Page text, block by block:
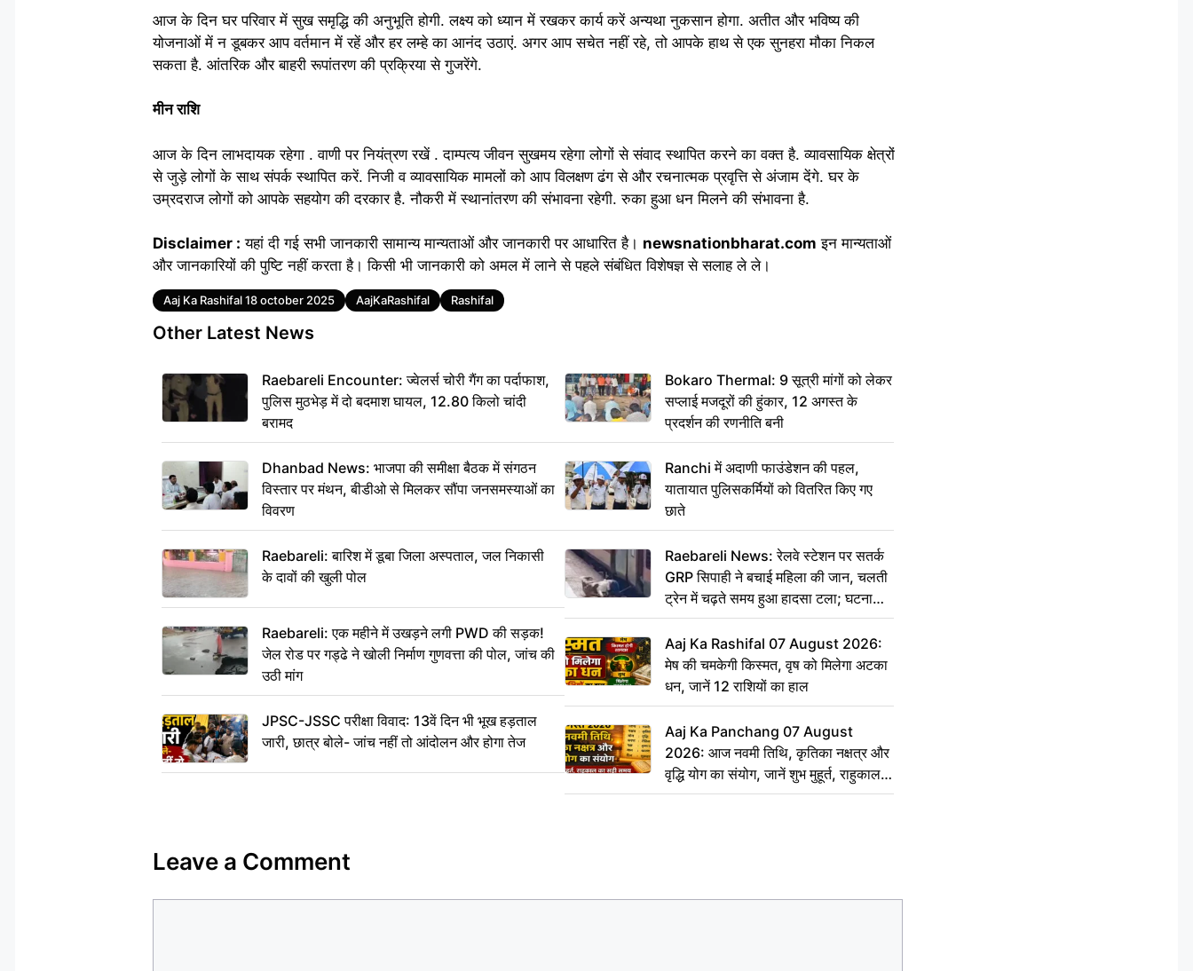
आज के दिन घर परिवार में सुख समृद्धि की अनुभूति होगी. लक्ष्य को ध्यान में रखकर कार्य करें अन्यथा नुकसान होगा. अतीत और भविष्य की
योजनाओं में न डूबकर आप वर्तमान में रहें और हर लम्हे का आनंद उठाएं. अगर आप सचेत नहीं रहे, तो आपके हाथ से एक सुनहरा मौका निकल
सकता है. आंतरिक और बाहरी रूपांतरण की प्रक्रिया से गुजरेंगे.
मीन राशि
आज के दिन लाभदायक रहेगा . वाणी पर नियंत्रण रखें . दाम्पत्य जीवन सुखमय रहेगा लोगों से संवाद स्थापित करने का वक्त है. व्यावसायिक क्षेत्रों
से जुड़े लोगों के साथ संपर्क स्थापित करें. निजी व व्यावसायिक मामलों को आप विलक्षण ढंग से और रचनात्मक प्रवृत्ति से अंजाम देंगे. घर के
उम्रदराज लोगों को आपके सहयोग की दरकार है. नौकरी में स्थानांतरण की संभावना रहेगी. रुका हुआ धन मिलने की संभावना है.
Disclaimer : यहां दी गई सभी जानकारी सामान्य मान्यताओं और जानकारी पर आधारित है। newsnationbharat.com इन मान्यताओं
और जानकारियों की पुष्टि नहीं करता है। किसी भी जानकारी को अमल में लाने से पहले संबंधित विशेषज्ञ से सलाह ले ले।
Tags
Aaj Ka Rashifal 18 october 2025 AajKaRashifal Rashifal
Other Latest News
Raebareli Encounter: ज्वेलर्स चोरी गैंग का पर्दाफाश,
पुलिस मुठभेड़ में दो बदमाश घायल, 12.80 किलो चांदी
बरामद
Dhanbad News: भाजपा की समीक्षा बैठक में संगठन
विस्तार पर मंथन, बीडीओ से मिलकर सौंपा जनसमस्याओं का
विवरण
Raebareli: बारिश में डूबा जिला अस्पताल, जल निकासी
के दावों की खुली पोल
Raebareli: एक महीने में उखड़ने लगी PWD की सड़क!
जेल रोड पर गड्ढे ने खोली निर्माण गुणवत्ता की पोल, जांच की
उठी मांग
JPSC-JSSC परीक्षा विवाद: 13वें दिन भी भूख हड़ताल
जारी, छात्र बोले- जांच नहीं तो आंदोलन और होगा तेज
Bokaro Thermal: 9 सूत्री मांगों को लेकर
सप्लाई मजदूरों की हुंकार, 12 अगस्त के
प्रदर्शन की रणनीति बनी
Ranchi में अदाणी फाउंडेशन की पहल,
यातायात पुलिसकर्मियों को वितरित किए गए
छाते
Raebareli News: रेलवे स्टेशन पर सतर्क
GRP सिपाही ने बचाई महिला की जान, चलती
ट्रेन में चढ़ते समय हुआ हादसा टला; घटना
CCTV में कैद
Aaj Ka Rashifal 07 August 2026:
मेष की चमकेगी किस्मत, वृष को मिलेगा अटका
धन, जानें 12 राशियों का हाल
Aaj Ka Panchang 07 August
2026: आज नवमी तिथि, कृतिका नक्षत्र और
वृद्धि योग का संयोग, जानें शुभ मुहूर्त, राहुकाल
का सही समय
Leave a Comment